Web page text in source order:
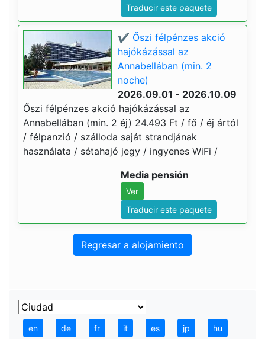
Traducir este paquete
✔️ Őszi félpénzes akció
hajókázással az
Annabellában (min. 2
noche)
2026.09.01 - 2026.10.09
Őszi félpénzes akció hajókázással az
Annabellában (min. 2 éj) 24.493 Ft / fő / éj ártól
/ félpanzió / szálloda saját strandjának
használata / sétahajó jegy / ingyenes WiFi /
Media pensión
Ver
Traducir este paquete
Regresar a alojamiento
en de fr it es jp hu